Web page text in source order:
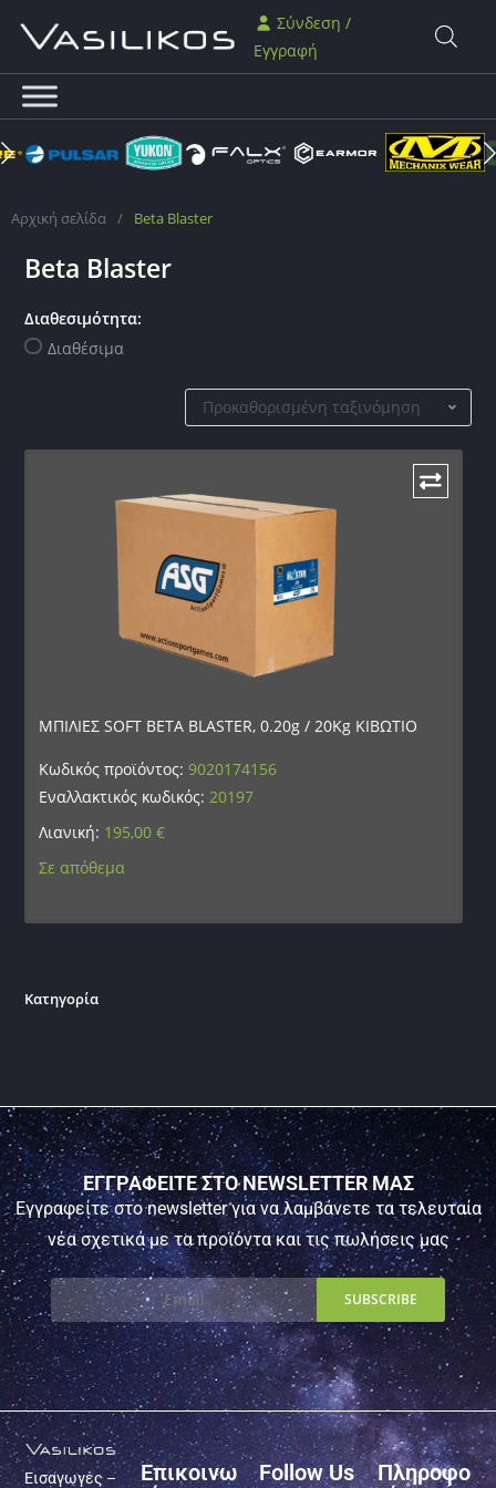
Σύνδεση /
Εγγραφή
Αρχική σελίδα / Beta Blaster
Beta Blaster
Διαθεσιμότητα:
Διαθέσιμα
Προκαθορισμένη ταξινόμηση
ΜΠΙΛΙΕΣ SOFT BETA BLASTER, 0.20g / 20Kg ΚΙΒΩΤΙΟ
Κωδικός προϊόντος:9020174156
Εναλλακτικός κωδικός: 20197
Λιανική: 195,00€
Σε απόθεμα
Κατηγορία
ΕΓΓΡΑΦΕΙΤΕ ΣΤΟ NEWSLETTER ΜΑΣ
Εγγραφείτε στο newsletter για να λαμβάνετε τα τελευταία
νέα σχετικά με τα προϊόντα και τις πωλήσεις μας
Εισαγωγές –
Επικοινω
Follow Us
Πληροφο